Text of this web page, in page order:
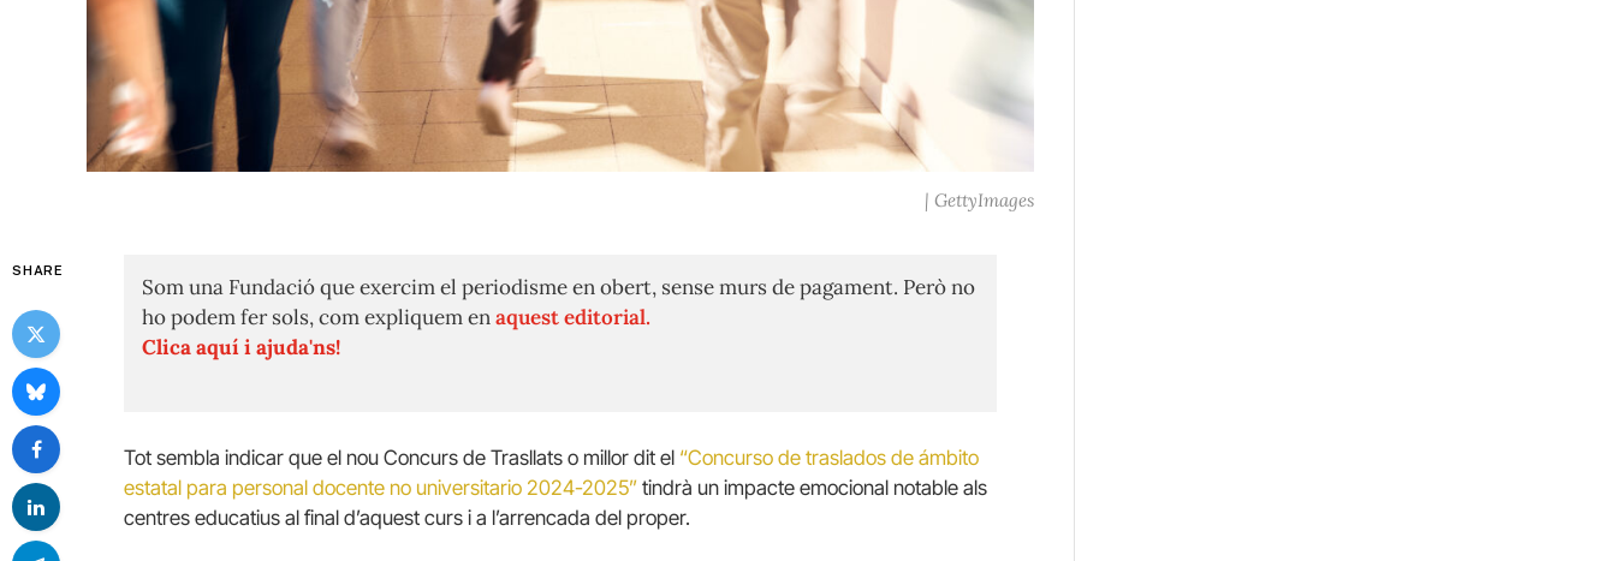
| GettyImages
SHARE
Som una Fundació que exercim el periodisme en obert, sense murs de pagament. Però no
ho podem fer sols, com expliquem enaquest editorial.
Clica aquí i ajuda'ns!
Tot sembla indicar que el nou Concurs de Trasllats o millor dit el “Concurso de traslados de ámbito
estatal para personal docente no universitario 2024-2025” tindrà un impacte emocional notable als
centres educatius al final d’aquest curs i a l’arrencada del proper.